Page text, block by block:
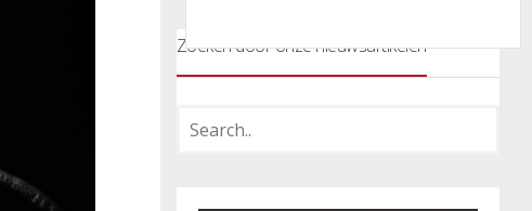
Zoeken door onze nieuwsartikelen